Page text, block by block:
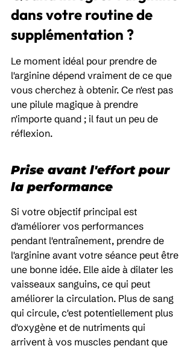
dans votre routine de
supplémentation ?
Le moment idéal pour prendre de
l'arginine dépend vraiment de ce que
vous cherchez à obtenir. Ce n'est pas
une pilule magique à prendre
n'importe quand ; il faut un peu de
réflexion.
Prise avant l'effort pour
la performance
Si votre objectif principal est
d'améliorer vos performances
pendant l'entraînement, prendre de
l'arginine avant votre séance peut être
une bonne idée. Elle aide à dilater les
vaisseaux sanguins, ce qui peut
améliorer la circulation. Plus de sang
qui circule, c'est potentiellement plus
d'oxygène et de nutriments qui
arrivent à vos muscles pendant que